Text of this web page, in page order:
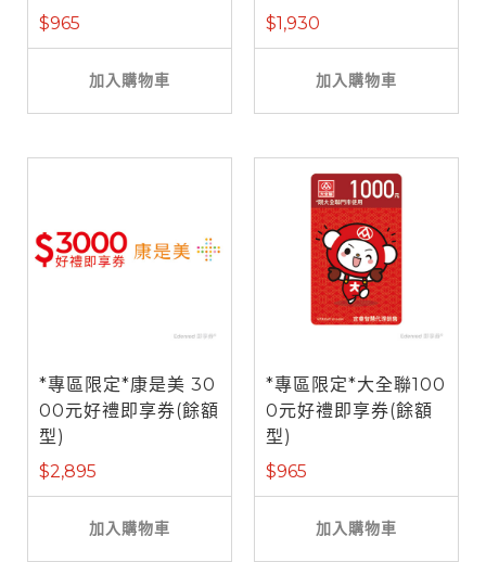
$965
加入購物車
$1,930
加入購物車
*專區限定*康是美 30
00元好禮即享券(餘額
型)
$2,895
加入購物車
*專區限定*大全聯100
0元好禮即享券(餘額
型)
$965
加入購物車